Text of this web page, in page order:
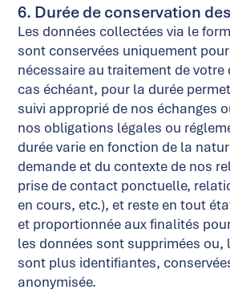
6. Durée de conservation
Les données collectées via le
sont conservées uniquement
nécessaire au traitement de votre
cas échéant, pour la durée
suivi approprié de nos échanges
nos obligations légales ou
durée varie en fonction de la
demande et du contexte de nos
prise de contact ponctuelle,
en cours, etc.), et reste en tout
et proportionnée aux finalités
les données sont supprimées ou,
sont plus identifiantes,
anonymisée.